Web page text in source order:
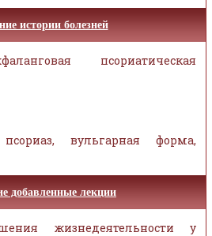
истории болезней
псориатическая
псориаз, вульгарная форма,
добавленные лекции
жизнедеятельности у